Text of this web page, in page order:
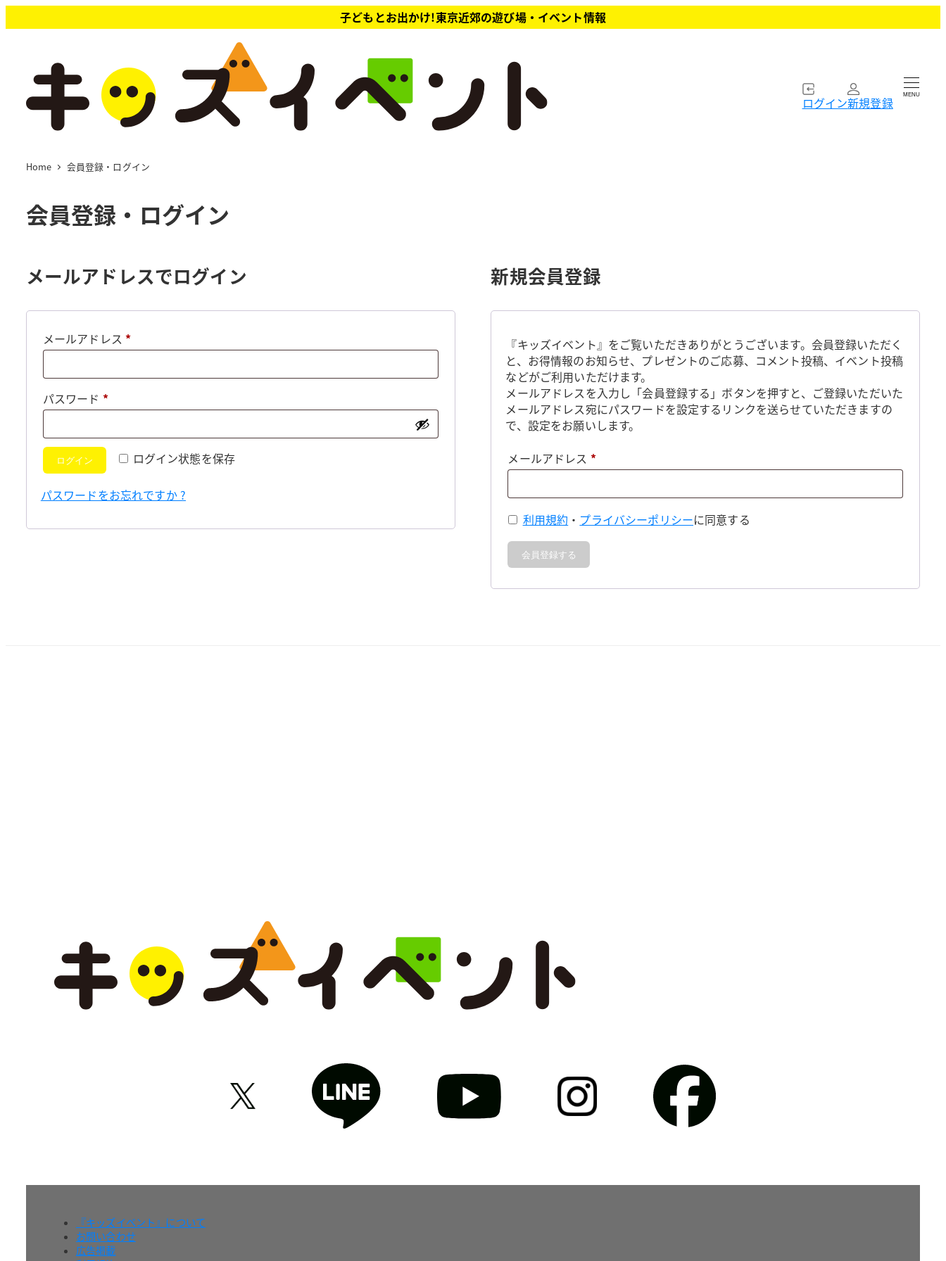
イ
子どもとお出かけ!東京近郊の遊び場・イベント情報
ログイン新規登録 MENU
Home 会員登録・ログイン
会員登録・ログイン
メールアドレスでログイン
メールアドレス *必
パスワード *必
ログイン状態を保存
ログイン
パスワードをお忘れですか ?
新規会員登録
『キッズイベント』をご覧いただきありがとうございます。会員登録いただく
と、お得情報のお知らせ、プレゼントのご応募、コメント投稿、イベント投稿
などがご利用いただけます。
メールアドレスを入力し「会員登録する」ボタンを押すと、ご登録いただいた
メールアドレス宛にパスワードを設定するリンクを送らせていただきますの
で、設定をお願いします。
メールアドレス *必
利用規約 ・ プライバシーポリシーに同意する
会員登録する
『キッズイベント』について
お問い合わせ
広告掲載